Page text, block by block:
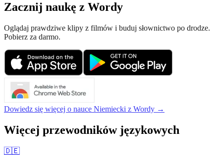
Zacznij naukę z Wordy
Oglądaj prawdziwe klipy z filmów i buduj słownictwo po drodze.
Pobierz za darmo.
Dowiedz się więcej o nauce Niemiecki z Wordy →
Więcej przewodników językowych
🇩🇪